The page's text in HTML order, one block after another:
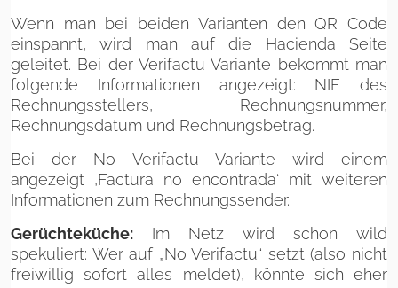
Wenn man bei beiden Varianten den QR Code
einspannt, wird man auf die Hacienda Seite
geleitet. Bei der Verifactu Variante bekommt man
folgende Informationen angezeigt: NIF des
Rechnungsstellers, Rechnungsnummer,
Rechnungsdatum und Rechnungsbetrag.
Bei der No Verifactu Variante wird einem
angezeigt ‚Factura no encontrada‘ mit weiteren
Informationen zum Rechnungssender.
Gerüchteküche: Im Netz wird schon wild
spekuliert: Wer auf „No Verifactu“ setzt (also nicht
freiwillig sofort alles meldet), könnte sich eher